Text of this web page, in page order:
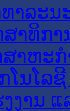
າລະນ
າທິກາ
າຫະ
ໂນໂລ
ງານ